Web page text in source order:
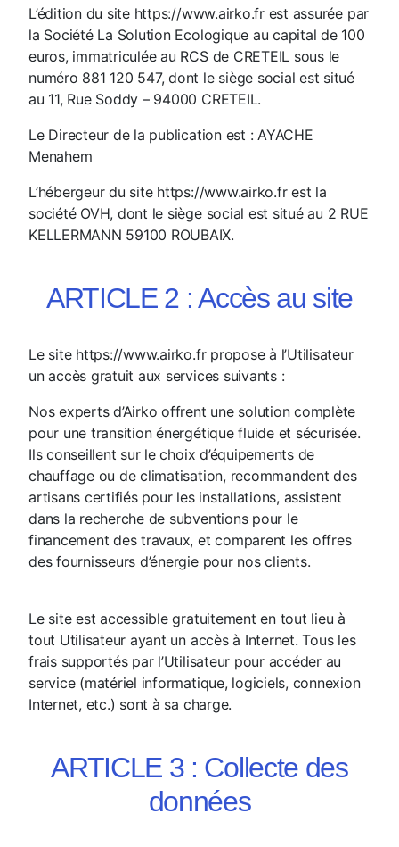
L’édition du site https://www.airko.fr est assurée par
la Société La Solution Ecologique au capital de 100
euros, immatriculée au RCS de CRETEIL sous le
numéro 881 120 547, dont le siège social est situé
au 11, Rue Soddy – 94000 CRETEIL.
Le Directeur de la publication est : AYACHE
Menahem
L’hébergeur du site https://www.airko.fr est la
société OVH, dont le siège social est situé au 2 RUE
KELLERMANN 59100 ROUBAIX.
ARTICLE 2 : Accès au site
Le site https://www.airko.fr propose à l’Utilisateur
un accès gratuit aux services suivants :
Nos experts d’Airko offrent une solution complète
pour une transition énergétique fluide et sécurisée.
Ils conseillent sur le choix d’équipements de
chauffage ou de climatisation, recommandent des
artisans certifiés pour les installations, assistent
dans la recherche de subventions pour le
financement des travaux, et comparent les offres
des fournisseurs d’énergie pour nos clients.
Le site est accessible gratuitement en tout lieu à
tout Utilisateur ayant un accès à Internet. Tous les
frais supportés par l’Utilisateur pour accéder au
service (matériel informatique, logiciels, connexion
Internet, etc.) sont à sa charge.
ARTICLE 3 : Collecte des
données